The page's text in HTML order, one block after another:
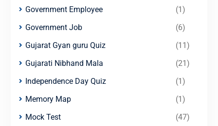
Government Employee
(1)
Government Job
(6)
Gujarat Gyan guru Quiz
(11)
Gujarati Nibhand Mala
(21)
Independence Day Quiz
(1)
Memory Map
(1)
Mock Test
(47)